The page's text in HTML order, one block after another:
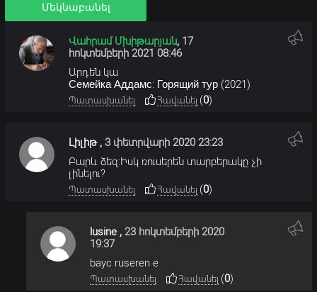
Մեկնաբանել
Վահրամ Մխիթարյան, 17
հոկտեմբերի 2021 08:46
Պատասխանել Հավանել (0)
Արդեն կա
Семейка Аддамс: Горящий тур (2021)
Լիլիթ , 3 փետրվարի 2020 23:23
Պատասխանել Հավանել (0)
Բարև ձեզ:Իսկ ռուսերեն տարբերակը չի
լինելու?
lusine , 23 հոկտեմբերի 2020
19:37
Պատասխանել Հավանել (0)
bayc ruseren e